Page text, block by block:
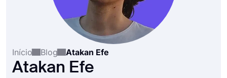
Início Blog Atakan Efe
Atakan Efe